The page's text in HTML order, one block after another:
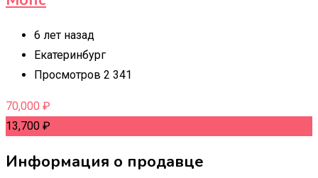
6 лет назад
Екатеринбург
Просмотров 2 341
70,000 ₽
13,700 ₽
Информация о продавце